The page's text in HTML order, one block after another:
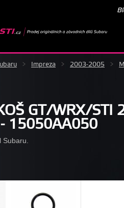
> Impreza > 2003-2005 >
GT/WRX/STI
15050AA050